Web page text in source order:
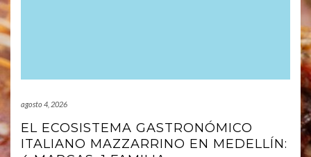
agosto 4, 2026
EL ECOSISTEMA GASTRONÓMICO
ITALIANO MAZZARRINO EN MEDELLÍN: